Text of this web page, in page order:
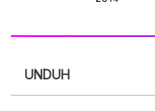
UNDUH